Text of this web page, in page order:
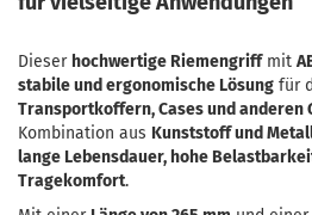
Dieser hochwertige Riemengriffmit
stabile und ergonomische Lösung für
Transportkoffern, Cases und anderen
Kombination aus Kunststoff und
lange Lebensdauer, hohe
Tragekomfort.